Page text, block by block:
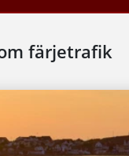
färjetrafik